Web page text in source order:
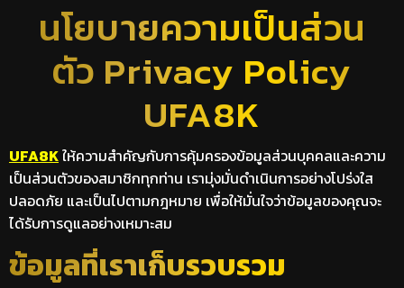
นโยบายความเป็นส่วน
ตัว Privacy Policy
UFA8K
UFA8Kให้ความสำคัญกับการคุ้มครองข้อมูลส่วนบุคคลและความ
เป็นส่วนตัวของสมาชิกทุกท่าน เรามุ่งมั่นดำเนินการอย่างโปร่งใส
ปลอดภัย และเป็นไปตามกฎหมาย เพื่อให้มั่นใจว่าข้อมูลของคุณจะ
ได้รับการดูแลอย่างเหมาะสม
ข้อมูลที่เราเก็บรวบรวม